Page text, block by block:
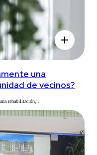
add
una
de vecinos?
rehabilitación,...